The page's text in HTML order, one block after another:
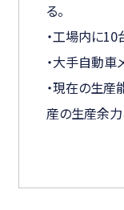
る。
・工場内に
・大手自動車
・現在の生
産の生産余力